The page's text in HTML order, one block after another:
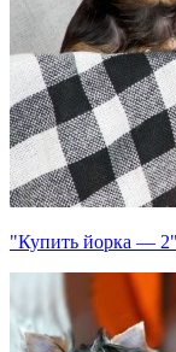
"Купить йорка — 2"